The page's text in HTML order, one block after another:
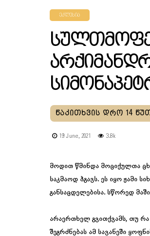
ᲔᲙᲚᲔᲡᲘᲐ
19 June, 2021 3.8k
მოდით წმინდა მოციქულთა
საკმაოდ ჰგავს. ეს იყო ჟამი
განსაცდელებისა. სწორედ
არაერთხელ გვითქვამს, თუ რა
შეგრძნებას ამ სავანეში